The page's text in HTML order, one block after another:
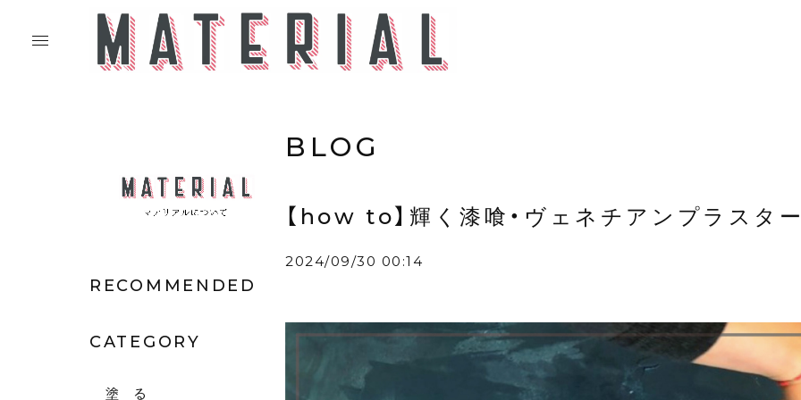
RECOMMENDED
CATEGORY
塗 る
BLOG
【how to】輝く漆喰・ヴェネチアンプラスタ
2024/09/30 00:14